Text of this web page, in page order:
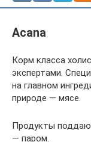
Acana
Корм класса
экспертами.
на главном
природе — мясе.
Продукты
— паром.